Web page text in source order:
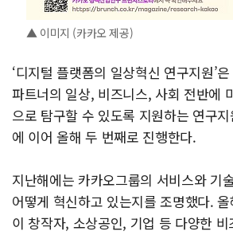
▲ 이미지 (카카오 제공)
‘디지털 플랫폼의 일상혁신 연구지원’
파트너의 일상, 비즈니스, 사회 전반에
으로 탐구할 수 있도록 지원하는 연구
에 이어 올해 두 번째로 진행한다.
지난해에는 카카오그룹의 서비스와 기
어떻게 혁신하고 있는지를 조명했다.
이 창작자, 소상공인, 기업 등 다양한